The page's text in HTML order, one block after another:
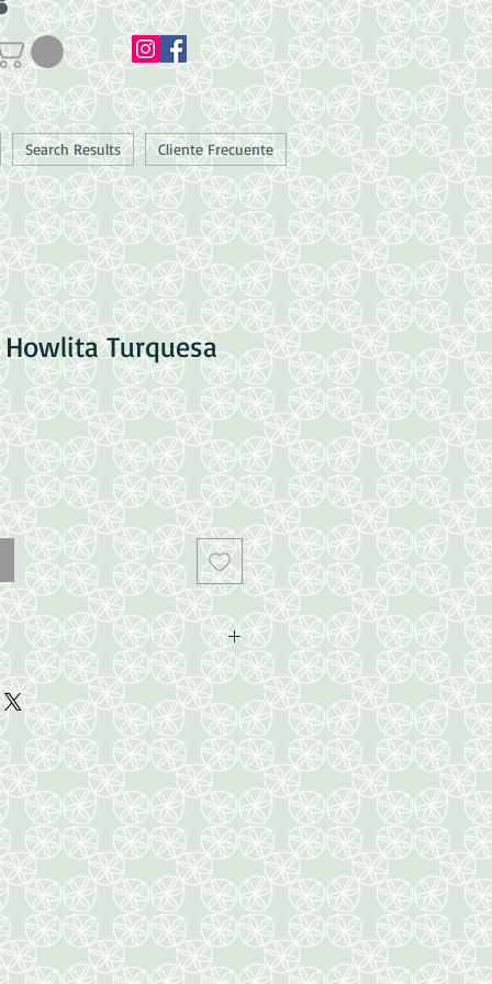
Search Results Cliente Frecuente
Turquesa